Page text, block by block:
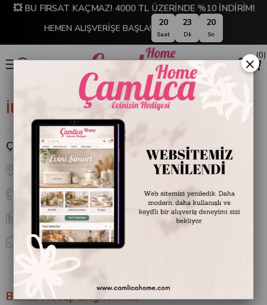
💥 BU FIRSAT KAÇMAZ! 4000 TL ÜZERİNDE %10 İNDİRİM!
HEMEN ALIŞVERİŞE BAŞLA!
20
Saat
23
Dk
20
Sn
0
İletişim
Çamlıca Home
Bulgurlu Mah. Bağcılar Cad. No:41/A D:26, 34696 Üsküdar/İstanbul
0 536 944 54 44
0 536 944 54 44
[email protected]
Banka Hesap Bilgilerimiz
×